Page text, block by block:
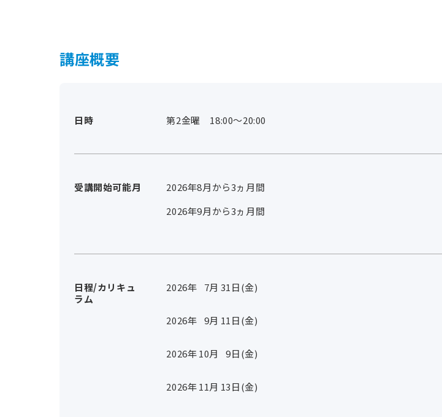
講座概要
日時 第2金曜 18:00～20:00
受講開始可能月
2026年8月から3ヵ月間
2026年9月から3ヵ月間
日程/カリキュ
ラム
2026年 7月 31 日(金)
2026年 9月 11 日(金)
2026年10月 9日(金)
2026年11月 13日(金)